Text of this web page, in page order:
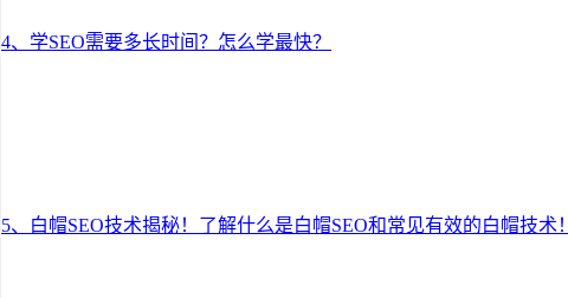
4、学SEO需要多长时间？怎么学最快？
5、白帽SEO技术揭秘！了解什么是白帽SEO和常见有效的白帽技术！